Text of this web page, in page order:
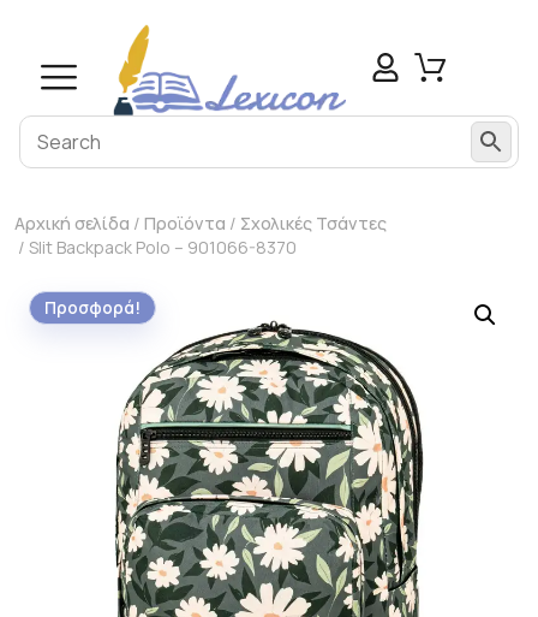
Αρχική σελίδα / Προϊόντα / Σχολικές Τσάντες
/ Slit Backpack Polo – 901066-8370
Προσφορά!